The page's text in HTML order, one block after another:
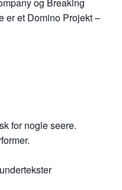
er et Domino Projekt –
for nogle seere.